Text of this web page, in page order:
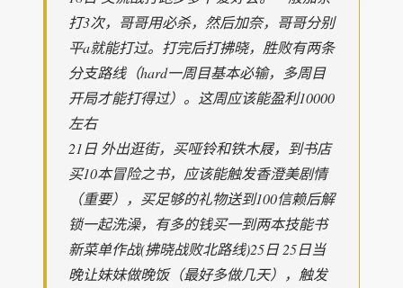
打3次，哥哥用必杀，然后加奈，哥哥分别
平a就能打过。打完后打拂晓，胜败有两条
分支路线（hard一周目基本必输，多周目
开局才能打得过）。这周应该能盈利10000
左右
21日 外出逛街，买哑铃和铁木屐，到书店
买10本冒险之书，应该能触发香澄美剧情
（重要），买足够的礼物送到100信赖后解
锁一起洗澡，有多的钱买一到两本技能书
新菜单作战(拂晓战败北路线)25日 25日当
晚让妹妹做晚饭（最好多做几天），触发